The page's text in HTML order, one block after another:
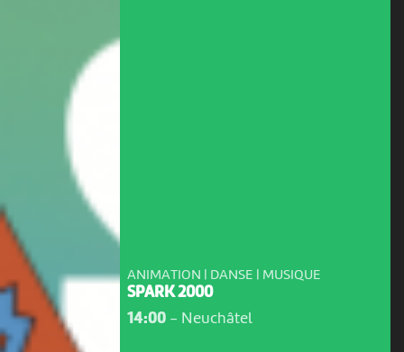
ANIMATION | DANSE | MUSIQUE
SPARK 2000
14:00- Neuchâtel